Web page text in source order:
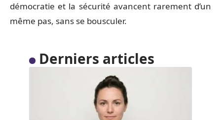
démocratie et la sécurité avancent rarement d’un
même pas, sans se bousculer.
Derniers articles